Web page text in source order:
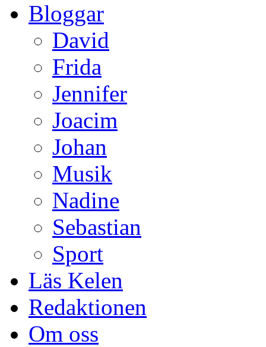
Bloggar
David
Frida
Jennifer
Joacim
Johan
Musik
Nadine
Sebastian
Sport
Läs Kelen
Redaktionen
Om oss